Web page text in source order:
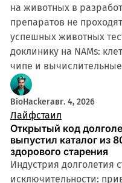
на животных в
препаратов не
успешных животных
доклинику на NAMs:
чипе и
BioHackerавг. 4, 2026
Лайфстаил
Открытый код
выпустил каталог из
здорового старения
Индустрия долголетия
исключительности: